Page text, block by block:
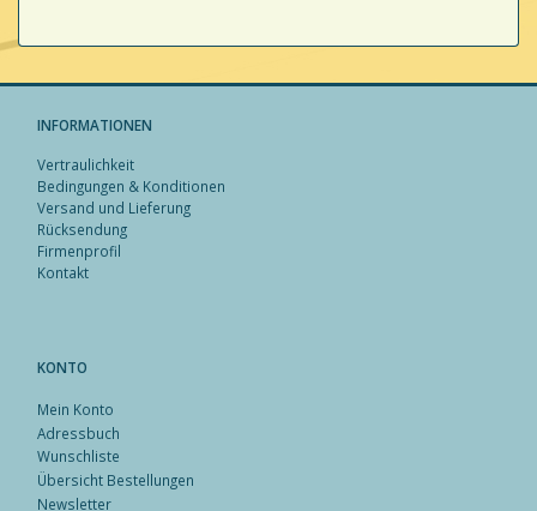
INFORMATIONEN
Vertraulichkeit
Bedingungen & Konditionen
Versand und Lieferung
Rücksendung
Firmenprofil
Kontakt
KONTO
Mein Konto
Adressbuch
Wunschliste
Übersicht Bestellungen
Newsletter